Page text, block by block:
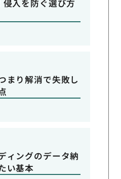
入を防ぐ選び方
まり解消で失敗し
ィングのデータ納
い基本